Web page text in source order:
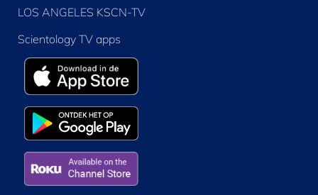
LOS ANGELES KSCN-TV
Scientology TV apps